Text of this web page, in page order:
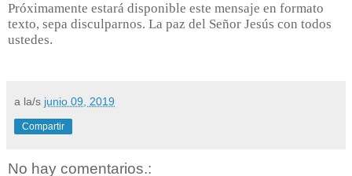
Próximamente estará disponible este mensaje en formato
texto, sepa disculparnos. La paz del Señor Jesús con todos
ustedes.
a la/s junio 09, 2019
Compartir
No hay comentarios.: